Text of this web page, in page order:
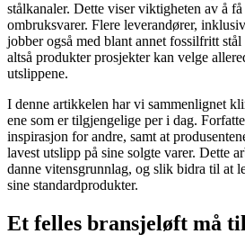
stålkanaler. Dette viser viktigheten av å
ombruksvarer. Flere leverandører,
jobber også med blant annet fossilfritt
altså produkter prosjekter kan velge
utslippene.
I denne artikkelen har vi sammenlignet
ene som er tilgjengelige per i dag.
inspirasjon for andre, samt at
lavest utslipp på sine solgte varer. Dette
danne vitensgrunnlag, og slik bidra til at
sine standardprodukter.
Et felles bransjeløft må